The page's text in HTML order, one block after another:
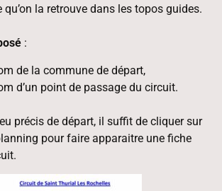
qu’on la retrouve dans les topos guides.
:
de la commune de départ,
d’un point de passage du circuit.
précis de départ, il suffit de cliquer sur
pour faire apparaitre une fiche